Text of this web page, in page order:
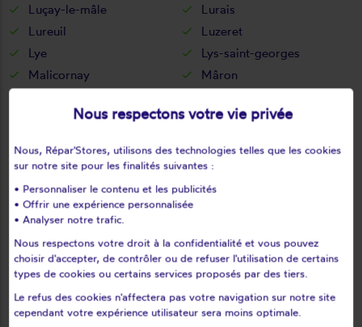
Luçay-le-mâle
Lurais
Lureuil
Luzeret
Lye
Lys-saint-georges
Malicornay
Mâron
Menetou-sur-nahon
Ménétréols-sous-vatan
Mers-sur-indre
Meunet-planches
Meunet-sur-vatan
Mézières-en-brenne
Migné
Montchevrier
Montierchaume
Montipouret
Montlevicq
Mosnay
Mouhers
Mouhet
Moulins-sur-céphons
Néons-sur-creuse
Nous respectons votre vie privée
Nous, Répar'Stores, utilisons des technologies telles que les cookies
sur notre site pour les finalités suivantes :
• Personnaliser le contenu et les publicités
• Offrir une expérience personnalisée
• Analyser notre trafic.
Nous respectons votre droit à la confidentialité et vous pouvez
choisir d'accepter, de contrôler ou de refuser l'utilisation de certains
types de cookies ou certains services proposés par des tiers.
Le refus des cookies n'affectera pas votre navigation sur notre site
cependant votre expérience utilisateur sera moins optimale.